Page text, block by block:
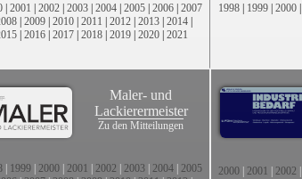
| 2001 | 2002 | 2003 | 2004 | 2005 | 2006 | 2007
| 2009 | 2010 | 2011 | 2012 | 2013 | 2014 |
| 2016 | 2017 | 2018 | 2019 | 2020 | 2021
1998 | 1999 | 2000 |
Maler- und
Lackierermeister
Zu den Mitteilungen
1999 2000 2001 2002 2003 2004 2005
2000 2001 2002